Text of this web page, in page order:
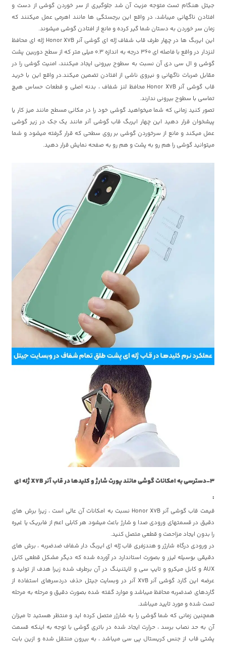
جیتل هنگام تست متوجه مزیت آن شد جلوگیری از سر خوردن گوشی از دست و
افتادن ناگهانی میباشد، در واقع این برجستگی ها مانند اهرمی عمل میکنند که
زمان سر خوردن به دستان شما گیر کرده و مانع از افتادن گوشی میشوند.
این ایربگ ها در چهار طرف قاب شفاف ژله ای گوشی آنر Honor X7B ژله ای محافظ
لنزدار در واقع با فاصله ای 360 درجه به اندازه 0.3 میلی متر که از سطح دوربین پشت
گوشی و ال سی دی آن نسبت به سطوح بیرونی ایجاد میکنند، امنیت گوشی را در
مقابل ضربات ناگهانی و نیروی ناشی از افتادن تضمین میکند.در واقع این با خرید
قاب گوشی آنر Honor X7B محافظ لنز شفاف ، بدنه اصلی و قطعات حساس هیچ
تماسی با سطوح بیرونی ندارند.
تصور کنید زمانی که شما میخواهید گوشی خود را در مکانی مسطح مانند میز کار یا
پیشخوان قرار دهید این چهار ایربگ قاب گوشی آنر مانند یک جک در زیر گوشی
عمل میکند و مانع از سرخوردن گوشی بر روی سطحی که قرار گرفته میشود و شما
میتوانید گوشی را هم رو به پشت و هم رو به صفحه نمایش قرار دهید.
3-دسترسی به امکانات گوشی مانند پورت شارژ و کلیدها در قاب آنر X7B ژله ای
:
قیمت قاب گوشی آنر Honor X7B نسبت به امکانات آن عالی است ، زیرا برش های
دقیق در قسمتهای ورودی صدا و شارژ باعث میشود هر کابلی اعم از فابریک یا غیره
را بدون ایجاد مزاحمت و قطعی متصل کنید.
در ورودی درگاه شارژر و هندزفری قاب ژله ای ایربگ دار شفاف ضدضربه ، برش های
دقیقی بوسیله لیزر و بصورت استاندارد در آورده شده که دیگر مشکل قطعی کابل
AUX و کابل میکرو و تایپ سی و لایتنینگ در آن برطرف شده زیرا هدف از تولید و
عرضه این گارد گوشی آنر X7B آنر در وبسایت جیتل حذف دردسرهای استفاده از
گاردهای ضدضربه محافظ میباشد و موارد گفته شده بصورت دقیق و مرحله به مرحله
تست شده و مورد تایید میباشد.
همچنین زمانی که شما گوشی را به شارژر متصل کرده اید و منتظر هستید تا میزان
آن به حد نصاب برسد ، حرارت ایجاد شده در باتری گوشی با توجه به اینکه قسمت
پشتی قاب از جنس کریستال پی سی میباشد ، به بیرون منتقل شده و ازین بابت